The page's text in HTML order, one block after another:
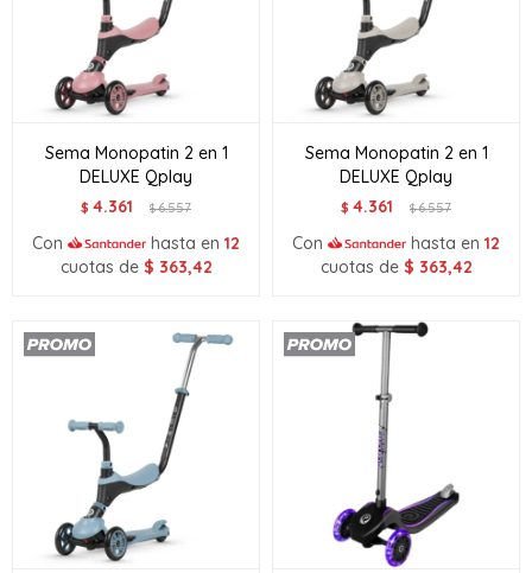
Sema Monopatin 2 en 1
DELUXE Qplay
$ 4.361 $6.557
Con hasta en 12
cuotas de $ 363,42
Sema Monopatin 2 en 1
DELUXE Qplay
$ 4.361 $6.557
Con hasta en 12
cuotas de $ 363,42